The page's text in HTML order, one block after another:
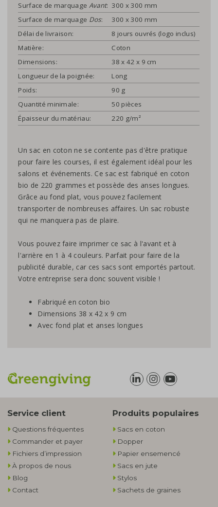
Surface de marquage Avant: 300 x 300 mm
Surface de marquage Dos:
300 x 300 mm
Délai de livraison:
8 jours ouvrés (logo inclus)
Matière:
Coton
Dimensions:
38 x 42 x 9 cm
Longueur de la poignée:
Long
Poids:
90 g
Quantité minimale:
50 pièces
Épaisseur du matériau:
220 g/m²
Un sac en coton ne se contente pas d'être pratique
pour faire les courses, il est également idéal pour les
salons et événements. Ce sac est fabriqué en coton
bio de 220 grammes et possède des anses longues.
Grâce au fond plat, vous pouvez facilement
transporter de nombreuses affaires. Un sac robuste
qui ne manquera pas de plaire.
Vous pouvez faire imprimer ce sac à l'avant et à
l'arrière en 1 à 4 couleurs. Parfait pour faire de la
publicité durable, car ces sacs sont emportés partout.
Votre entreprise sera donc souvent visible !
Fabriqué en coton bio
Dimensions 38 x 42 x 9 cm
Avec fond plat et anses longues
Service client
Questions fréquentes
Commander et payer
Fichiers d’impression
À propos de nous
Blog
Contact
Produits populaires
Sacs en coton
Dopper
Papier ensemencé
Sacs en jute
Stylos
Sachets de graines